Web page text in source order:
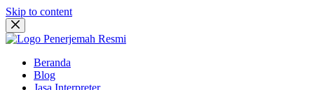
Skip to content
Beranda
Blog
Jasa Interpreter